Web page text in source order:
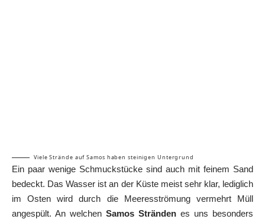
Viele Strände auf Samos haben steinigen Untergrund
Ein paar wenige Schmuckstücke sind auch mit feinem Sand
bedeckt. Das Wasser ist an der Küste meist sehr klar, lediglich
im Osten wird durch die Meeresströmung vermehrt Müll
angespült. An welchen Samos Stränden es uns besonders